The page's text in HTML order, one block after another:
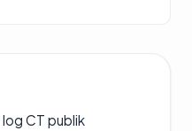
log CT publik